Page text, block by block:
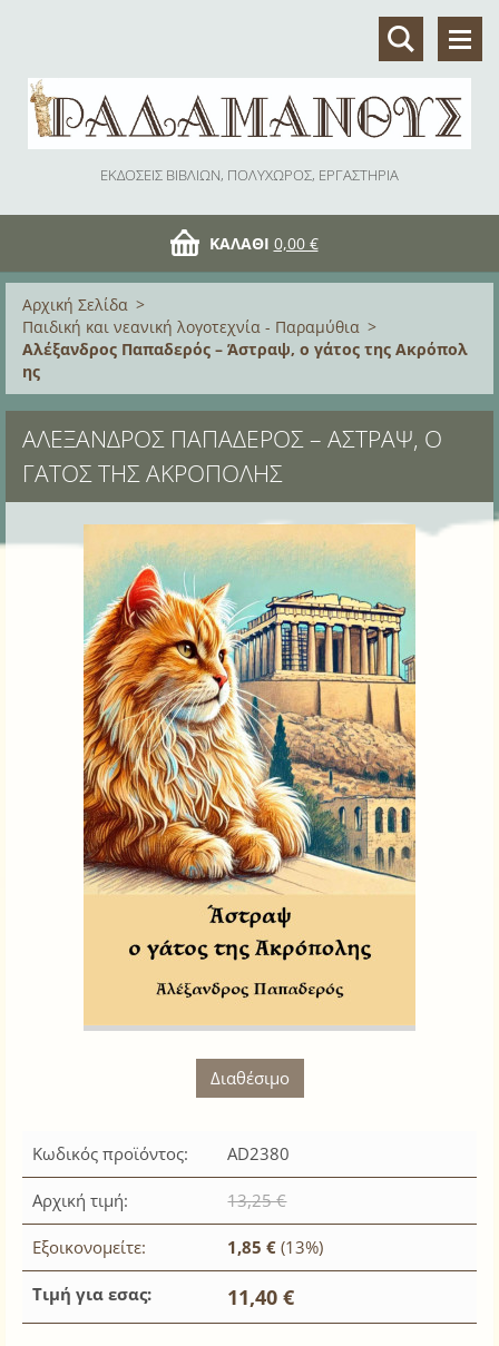
ΕΚΔΟΣΕΙΣ ΒΙΒΛΙΩΝ, ΠΟΛΥΧΩΡΟΣ, ΕΡΓΑΣΤΗΡΙΑ
ΚΑΛΆΘΙ 0,00 €
Αρχική Σελίδα >
Παιδική και νεανική λογοτεχνία - Παραμύθια >
Αλέξανδρος Παπαδερός – Άστραψ, ο γάτος της Ακρόπολ
ης
ΑΛΈΞΑΝΔΡΟΣ ΠΑΠΑΔΕΡΌΣ – ΆΣΤΡΑΨ, Ο
ΓΆΤΟΣ ΤΗΣ ΑΚΡΌΠΟΛΗΣ
Διαθέσιμο
Κωδικός προϊόντος: AD2380
Αρχική τιμή: 13,25 €
Εξοικονομείτε: 1,85 € (13%)
Τιμή για εσας: 11,40 €